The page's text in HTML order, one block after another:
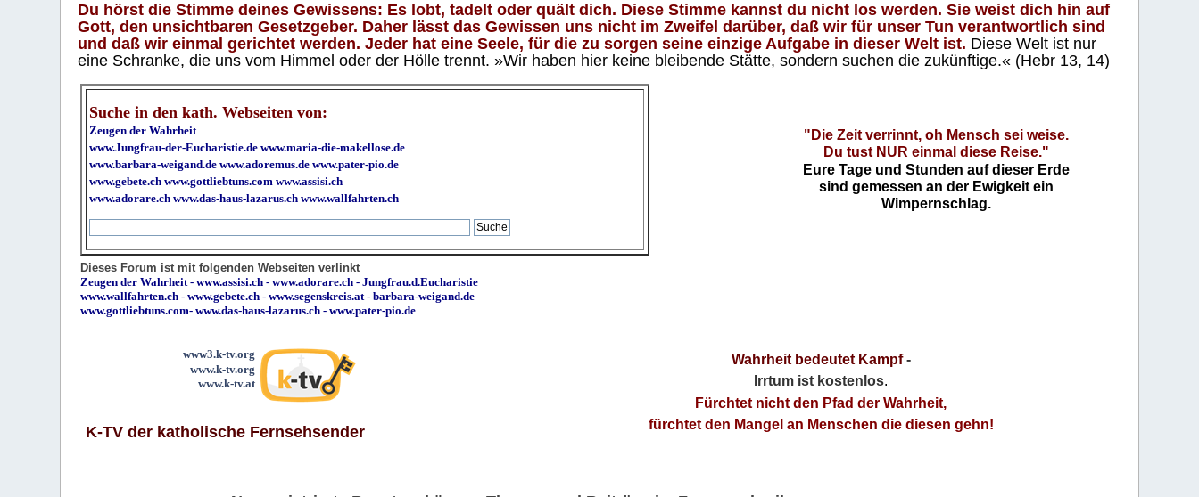
Du hörst die Stimme deines Gewissens: Es lobt, tadelt oder quält dich. Diese Stimme kannst du nicht los werden. Sie weist dich hin auf
Gott, den unsichtbaren Gesetzgeber. Daher lässt das Gewissen uns nicht im Zweifel darüber, daß wir für unser Tun verantwortlich sind
und daß wir einmal gerichtet werden. Jeder hat eine Seele, für die zu sorgen seine einzige Aufgabe in dieser Welt ist. Diese Welt ist nur
eine Schranke, die uns vom Himmel oder der Hölle trennt. »Wir haben hier keine bleibende Stätte, sondern suchen die zukünftige.« (Hebr 13, 14)
Suche in den kath. Webseiten von:
Zeugen der Wahrheit
www.Jungfrau-der-Eucharistie.de www.maria-die-makellose.de
www.barbara-weigand.de www.adoremus.de www.pater-pio.de
www.gebete.ch www.gottliebtuns.com www.assisi.ch
www.adorare.ch www.das-haus-lazarus.ch www.wallfahrten.ch
"Die Zeit verrinnt, oh Mensch sei weise.
Du tust NUR einmal diese Reise."
Eure Tage und Stunden auf dieser Erde
sind gemessen an der Ewigkeit ein
Wimpernschlag.
Dieses Forum ist mit folgenden Webseiten verlinkt
Zeugen der Wahrheit-www.assisi.ch -www.adorare.ch -Jungfrau.d.Eucharistie
www.wallfahrten.ch -www.gebete.ch -www.segenskreis.at-barbara-weigand.de
www.gottliebtuns.com-www.das-haus-lazarus.ch - www.pater-pio.de
www3.k-tv.org
www.k-tv.org
www.k-tv.at
K-TV der katholische Fernsehsender
Wahrheit bedeutet Kampf-
Irrtum ist kostenlos.
Fürchtet nicht den Pfad der Wahrheit,
fürchtet den Mangel an Menschen die diesen gehn!